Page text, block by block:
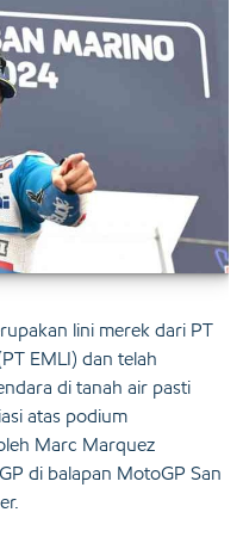
lini merek dari PT
EMLI) dan telah
di tanah air pasti
atas podium
Marc Marquez
di balapan MotoGP San